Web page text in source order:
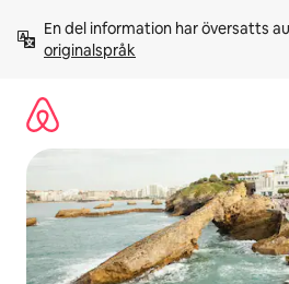
innehåll
En del information har översatts
originalspråk